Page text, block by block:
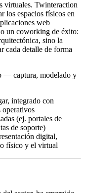
virtuales. Twinteraction
los espacios físicos en
web
un coworking de éxito:
sino la
cada detalle de forma
— captura, modelado y
integrado con
operativos
(ej. portales de
de soporte)
digital,
físico y el virtual